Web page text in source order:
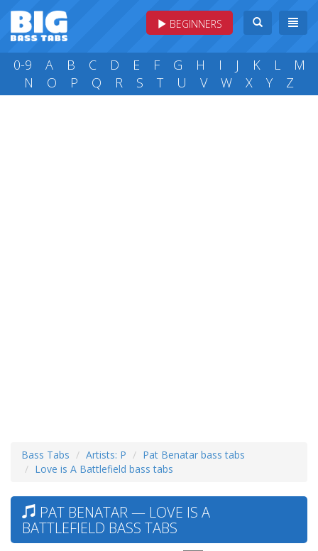
BEGINNERS
0-9 A B C D E F G H I J K L
M
N
O P Q R S T U V W X Y Z
Bass Tabs Artists: P
Pat Benatar bass tabs
Love is A Battlefield bass tabs
PAT BENATAR — LOVE IS A
BATTLEFIELD BASS TABS